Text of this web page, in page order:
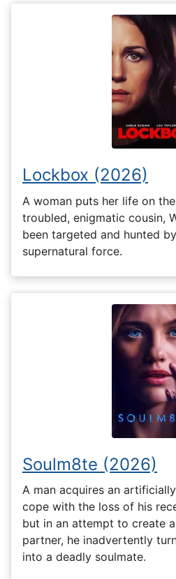
Lockbox (2026)
A woman puts her life on
troubled, enigmatic cousin,
been targeted and hunted
supernatural force.
Soulm8te (2026)
A man acquires an
cope with the loss of his
but in an attempt to create
partner, he inadvertently
into a deadly soulmate.